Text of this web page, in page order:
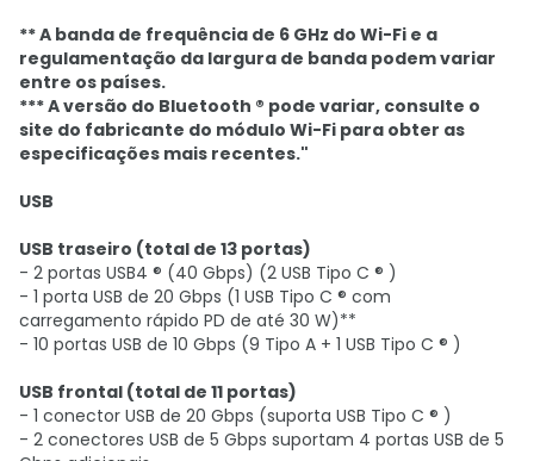
** A banda de frequência de 6 GHz do Wi-Fi e a
regulamentação da largura de banda podem variar
entre os países.
*** A versão do Bluetooth ® pode variar, consulte o
site do fabricante do módulo Wi-Fi para obter as
especificações mais recentes."
USB
USB traseiro (total de 13 portas)
- 2 portas USB4 ® (40 Gbps) (2 USB Tipo C ® )
- 1 porta USB de 20 Gbps (1 USB Tipo C ® com
carregamento rápido PD de até 30 W)**
- 10 portas USB de 10 Gbps (9 Tipo A + 1 USB Tipo C ® )
USB frontal (total de 11 portas)
- 1 conector USB de 20 Gbps (suporta USB Tipo C ® )
- 2 conectores USB de 5 Gbps suportam 4 portas USB de 5